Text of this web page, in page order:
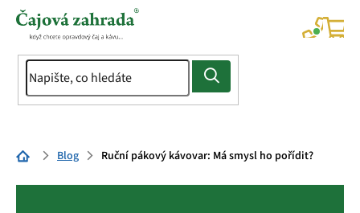
Přejít
Domů Blog Ruční pákový kávovar: Má smysl ho pořídit?